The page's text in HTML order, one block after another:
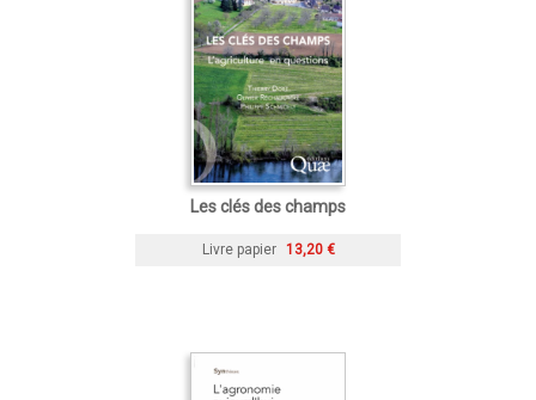
Les clés des champs
Livre papier 13,20 €